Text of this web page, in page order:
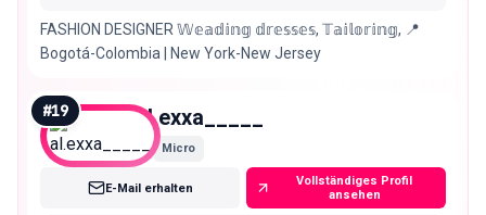
FASHION DESIGNER 𝕎𝕖𝕒𝕕𝕚𝕟𝕘 𝕕𝕣𝕖𝕤𝕤𝕖𝕤, 𝕋𝕒𝕚𝕝𝕠𝕣𝕚𝕟𝕘, 📍
Bogotá-Colombia | New York-New Jersey
#19 al.exxa_____
Micro
E-Mail erhalten
Vollständiges Profil
ansehen